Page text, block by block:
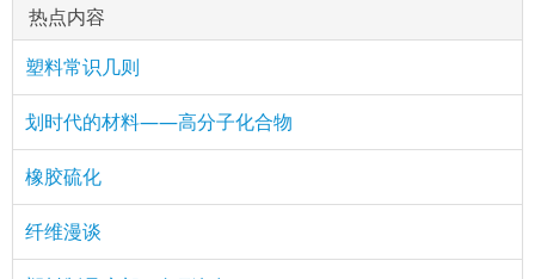
热点内容
塑料常识几则
划时代的材料——高分子化合物
橡胶硫化
纤维漫谈